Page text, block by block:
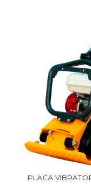
PLACA